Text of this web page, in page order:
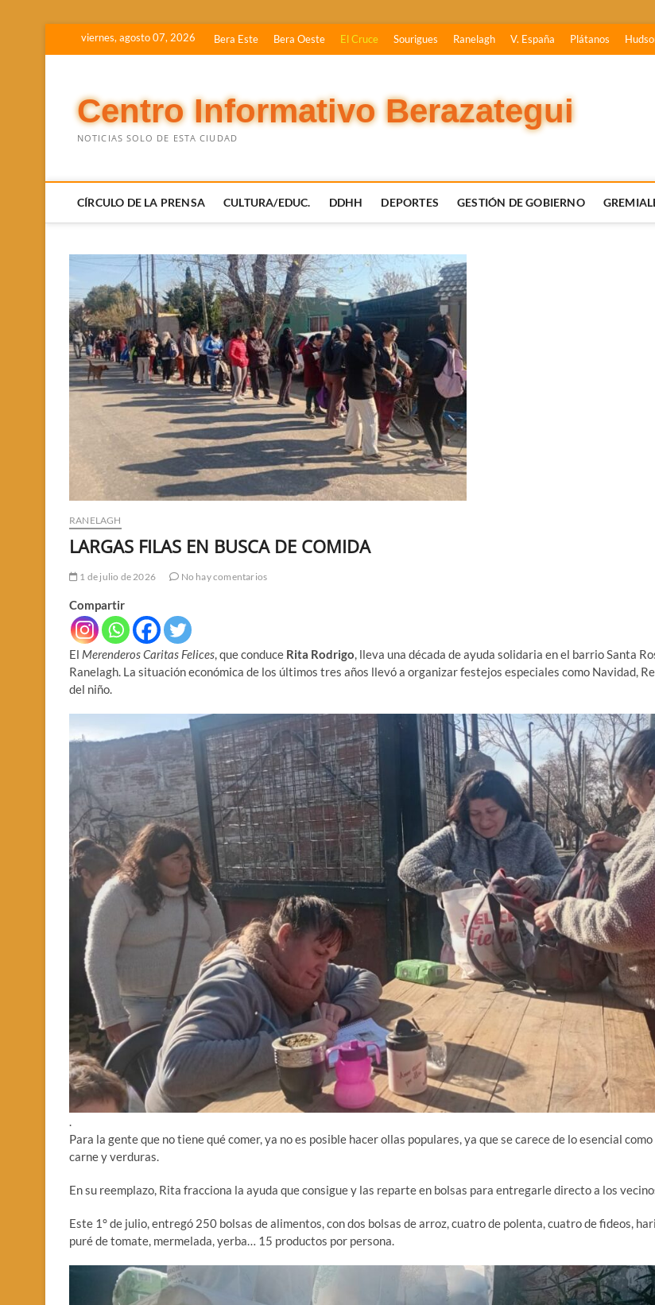
viernes, agosto 07, 2026 Bera Este Bera Oeste El Cruce Sourigues Ranelagh V. España Plátanos
Centro Informativo Berazategui
NOTICIAS SOLO DE ESTA CIUDAD
CÍRCULO DE LA PRENSA CULTURA/EDUC. DDHH DEPORTES GESTIÓN DE GOBIERNO
RANELAGH
LARGAS FILAS EN BUSCA DE COMIDA
1 de julio de 2026 No hay comentarios
Compartir
El Merenderos Caritas Felices, que conduce Rita Rodrigo, lleva una década de ayuda solidaria en el barrio Santa
Ranelagh. La situación económica de los últimos tres años llevó a organizar festejos especiales como Navidad,
del niño.
.
Para la gente que no tiene qué comer, ya no es posible hacer ollas populares, ya que se carece de lo esencial
carne y verduras.
En su reemplazo, Rita fracciona la ayuda que consigue y las reparte en bolsas para entregarle directo a los
Este 1° de julio, entregó 250 bolsas de alimentos, con dos bolsas de arroz, cuatro de polenta, cuatro de fideos,
puré de tomate, mermelada, yerba… 15 productos por persona.